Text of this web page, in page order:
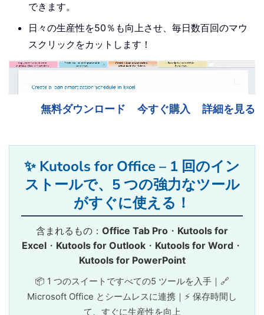
できます。
日々の生産性を50％も向上させ、毎日数百回のマウ
スクリックをカットします！
無料ダウンロード 今すぐ購入 詳細を見る
✨ Kutools for Office – 1 回のイン
ストールで、5 つの強力なツール
がすぐに使える！
含まれるもの： Office Tab Pro ・ Kutools for
Excel・ Kutools for Outlook・ Kutools for Word・
Kutools for PowerPoint
📦 1 つのスイートですべての5 ツールを入手｜🔗
Microsoft Office とシームレスに連携｜⚡ 保存時間し
て、すぐに生産性を向上